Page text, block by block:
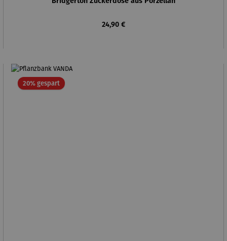
Regulärer Preis:
24,90 €
20% gespartRabatt